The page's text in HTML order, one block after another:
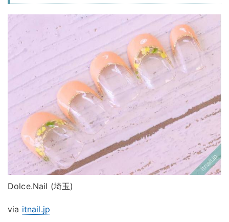
Dolce.Nail (埼玉)
via itnail.jp